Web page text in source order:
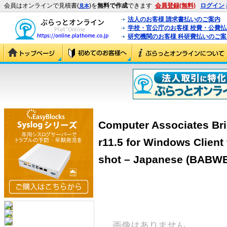
会員はオンラインで見積書(見本)を無料で作成できます 会員登録(無料) ログイン
法人のお客様 請求書払いのご案内
学校・官公庁のお客様 校費・公費
研究機関のお客様 科研費払いのご
Computer Associates
r11.5 for Windows
shot – Japanese